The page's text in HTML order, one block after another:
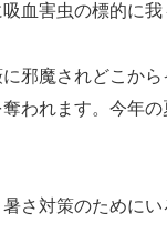
血害虫の標的に我
邪魔されどこか
われます。今年
さ対策のためにい